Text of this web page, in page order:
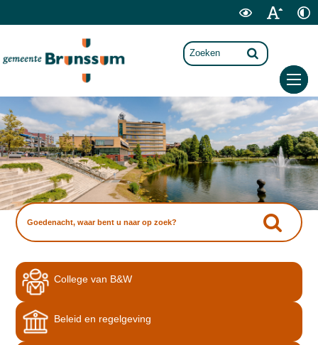
College van B&W
Beleid en regelgeving